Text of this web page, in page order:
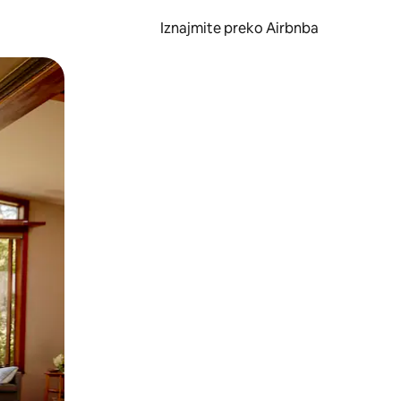
Iznajmite preko Airbnba
prstom po zaslonu.